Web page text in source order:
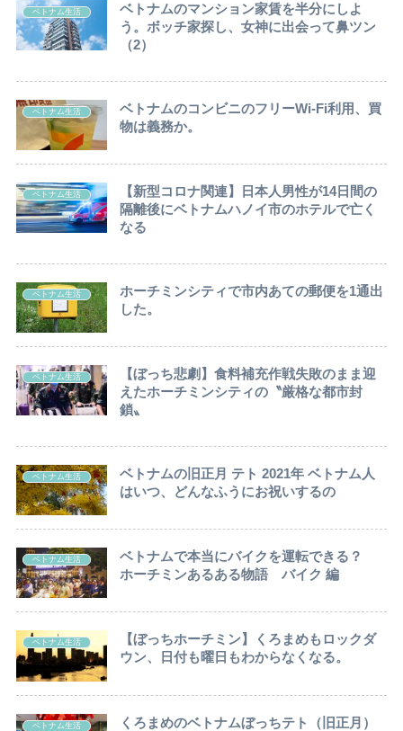
ベトナム生活
ベトナムのマンション家賃を半分にしよ
う。ボッチ家探し、女神に出会って鼻ツン
（2）
ベトナム生活
ベトナムのコンビニのフリーWi-Fi利用、買
物は義務か。
ベトナム生活
【新型コロナ関連】日本人男性が14日間の
隔離後にベトナムハノイ市のホテルで亡く
なる
ベトナム生活
ホーチミンシティで市内あての郵便を1通出
した。
ベトナム生活
【ぼっち悲劇】食料補充作戦失敗のまま迎
えたホーチミンシティの〝厳格な都市封
鎖〟
ベトナム生活
ベトナムの旧正月 テト 2021年 ベトナム人
はいつ、どんなふうにお祝いするの
ベトナム生活
ベトナムで本当にバイクを運転できる？
ホーチミンあるある物語 バイク 編
ベトナム生活
【ぼっちホーチミン】くろまめもロックダ
ウン、日付も曜日もわからなくなる。
ベトナム生活
くろまめのベトナムぼっちテト（旧正月）